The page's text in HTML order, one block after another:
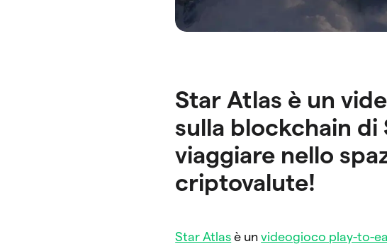
Star Atlas è un
sulla blockchain di
viaggiare nello
criptovalute!
Star Atlas è unvideogioco play-to-